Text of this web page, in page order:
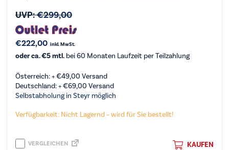
UVP:€299,00
€222,00 inkl. MwSt.
oder ca. €5 mtl. bei 60 Monaten Laufzeit per Teilzahlung
Österreich: +€49,00 Versand
Deutschland: +€69,00 Versand
Selbstabholung in Steyr möglich
Verfügbarkeit: Nicht Lagernd – wird für Sie bestellt!
KAUFEN
VERGLEICHEN